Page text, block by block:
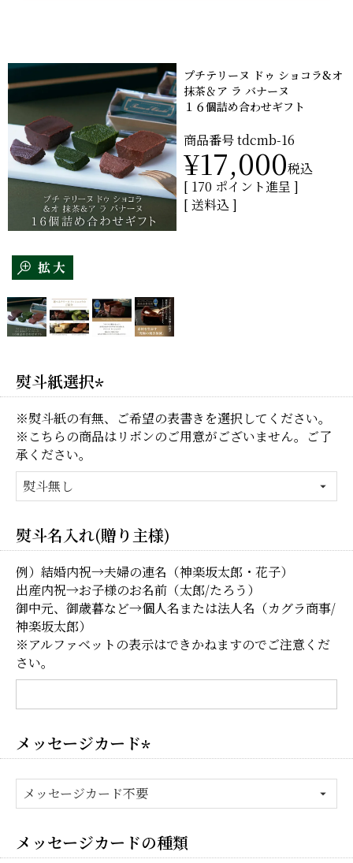
プチテリーヌ ドゥ ショコラ&オ
抹茶＆ア ラ バナーヌ
１６個詰め合わせギフト
商品番号tdcmb-16
¥17,000税込
[ 170 ポイント進呈 ]
送料込
熨斗紙選択
(必
須)
※熨斗紙の有無、ご希望の表書きを選択してください。
※こちらの商品はリボンのご用意がございません。ご了
承ください。
熨斗名入れ(贈り主様)
例）結婚内祝→夫婦の連名（神楽坂太郎・花子）
出産内祝→お子様のお名前（太郎/たろう）
御中元、御歳暮など→個人名または法人名（カグラ商事/
神楽坂太郎）
※アルファベットの表示はできかねますのでご注意くだ
さい。
メッセージカード
(必
須)
メッセージカードの種類